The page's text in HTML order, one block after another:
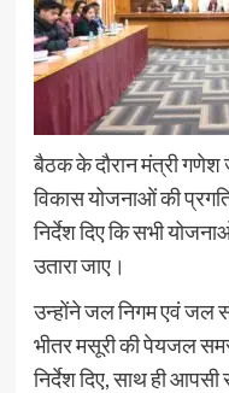
बैठक के दौरान मंत्री गणेश
विकास योजनाओं की
निर्देश दिए कि सभी
उतारा जाए।
उन्होंने जल निगम एवं जल
भीतर मसूरी की पेयजल
निर्देश दिए, साथ ही